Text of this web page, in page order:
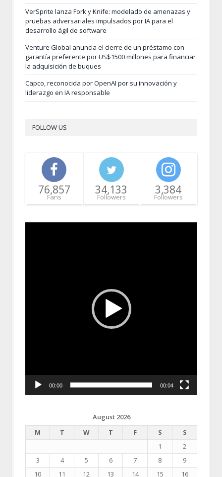
VerSprite lanza Fork y Knife: modelado de amenazas y
pruebas adversariales impulsados por IA para el
desarrollo ágil de software
Venture Global anuncia el cierre de un préstamo con
garantía preferente por US$1500 millones para financiar
la adquisición de buques
Capco, reconocida por OpenAI por su innovación y
liderazgo en IA responsable
FOLLOW US
76,857
Fans
34,133
Followers
3,384
Followers
00:00 00:04
August 2026
M
T W T F S
S
1
2
3
4 5 6 7 8
9
10
11 12 13 14 15
16